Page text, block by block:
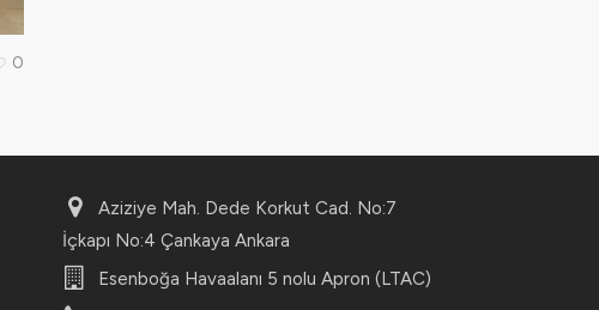
0
Aziziye Mah. Dede Korkut Cad. No:7
İçkapı No:4 Çankaya Ankara
Esenboğa Havaalanı 5 nolu Apron (LTAC)